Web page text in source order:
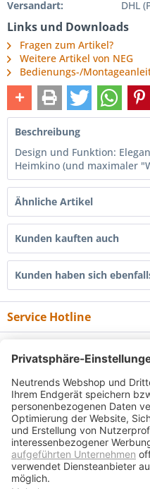
Versandart:
DHL
Links und Downloads
Fragen zum Artikel?
Weitere Artikel von NEG
Bedienungs-/
Beschreibung
Design und Funktion:
Heimkino (und maximaler
Ähnliche Artikel
Kunden kauften auch
Kunden haben sich
Service Hotline
Informationen
Newsletter
* Alle Preise inkl. gesetzl.
Nachnahmegebühren,